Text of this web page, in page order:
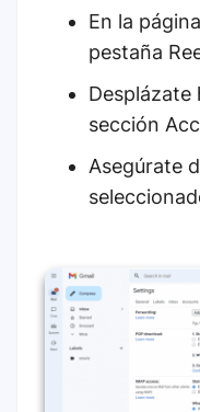
En la
pestaña
Desplázate
sección
Asegúrate